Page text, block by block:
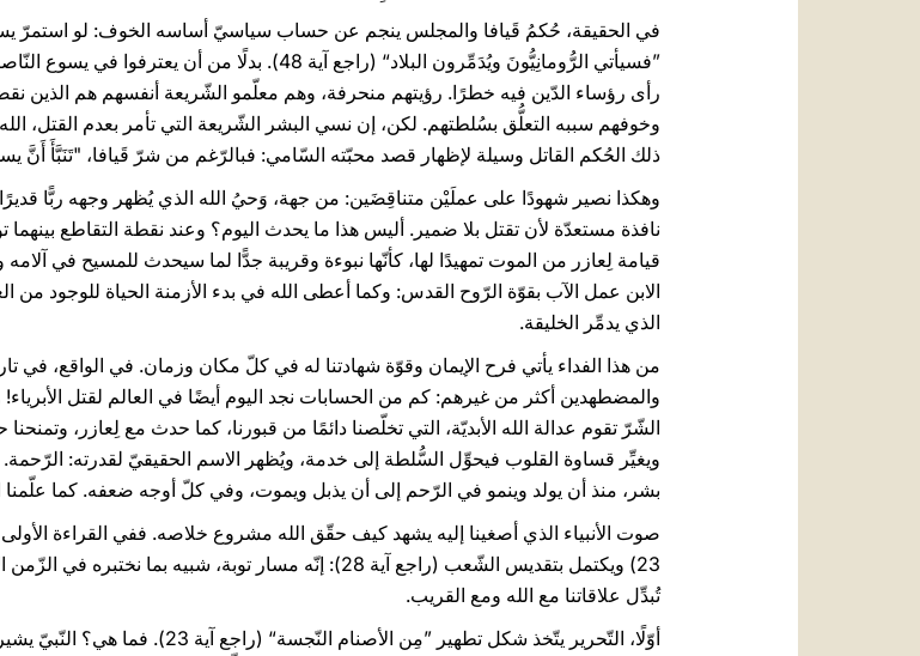
في الحقيقة، حُكمُ قَيافا والمجلس ينجم عن حساب سياسيّ أساسه الخوف: لو استمرّ
”فسيأتي الرُّومانِيُّونَ ويُدَمِّرون البلاد“ (راجع آية 48).
رأى رؤساء الدّين فيه خطرًا. رؤيتهم منحرفة، وهم معلّمو الشّريعة أنفسهم هم الذين
وخوفهم سببه التعلُّق بسُلطتهم. لكن، إن نسي البشر الشّريعة التي تأمر بعدم القتل،
ذلك الحُكم القاتل وسيلة لإظهار قصد محبّته السّامي: فبالرّغم من شرّ قَيافا، "تَنَبَّأَ أَنَّ
وهكذا نصير شهودًا على عملَيْن متناقِضَين: من جهة، وَحيُ الله الذي يُظهر وجهه ربًّا
نافذة مستعدّة لأن تقتل بلا ضمير. أليس هذا ما يحدث اليوم؟ وعند نقطة التقاطع
قيامة لِعازر من الموت تمهيدًا لها، كأنّها نبوءة وقريبة جدًّا لما سيحدث للمسيح في
الابن عمل الآب بقوّة الرّوح القدس: وكما أعطى الله في بدء الأزمنة الحياة للوجود
الذي يدمِّر الخليقة.
من هذا الفداء يأتي فرح الإيمان وقوّة شهادتنا له في كلّ مكان وزمان. في الواقع، في
والمضطهدين أكثر من غيرهم: كم من الحسابات نجد اليوم أيضًا في العالم لقتل
الشّرّ تقوم عدالة الله الأبديّة، التي تخلّصنا دائمًا من قبورنا، كما حدث مع لِعازر،
ويغيِّر قساوة القلوب فيحوِّل السُّلطة إلى خدمة، ويُظهر الاسم الحقيقيّ لقدرته:
بشر، منذ أن يولد وينمو في الرّحم إلى أن يذبل ويموت، وفي كلّ أوجه ضعفه. كما علّمنا
23) ويكتمل بتقديس الشّعب (راجع آية 28): إنّه مسار توبة،
تُبدِّل علاقاتنا مع الله ومع القريب.
أوّلًا، التّحرير يتّخذ شكل تطهير ”مِن